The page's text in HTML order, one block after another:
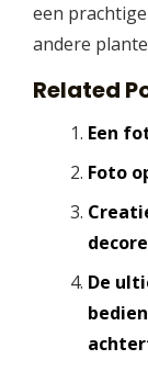
een
andere
Related
Een
Foto
De